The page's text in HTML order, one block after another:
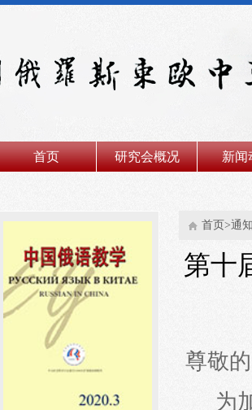
首页 研究会概况 新闻
首页>通
第十
尊敬的
为